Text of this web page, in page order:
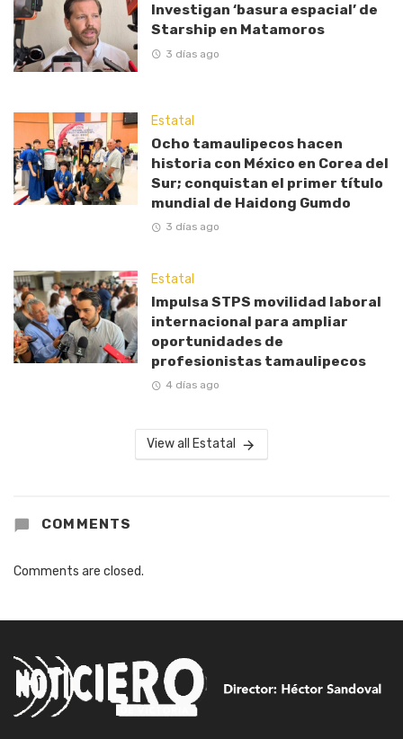
Investigan ‘basura espacial’ de
Starship en Matamoros
3 días ago
Estatal
Ocho tamaulipecos hacen
historia con México en Corea del
Sur; conquistan el primer título
mundial de Haidong Gumdo
3 días ago
Estatal
Impulsa STPS movilidad laboral
internacional para ampliar
oportunidades de
profesionistas tamaulipecos
4 días ago
View all Estatal
COMMENTS
Comments are closed.